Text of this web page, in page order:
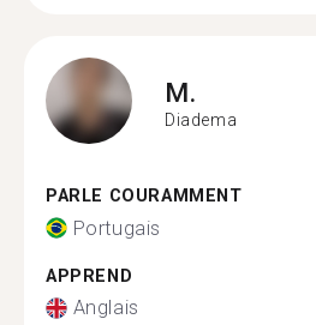
M.
Diadema
PARLE COURAMMENT
Portugais
APPREND
Anglais